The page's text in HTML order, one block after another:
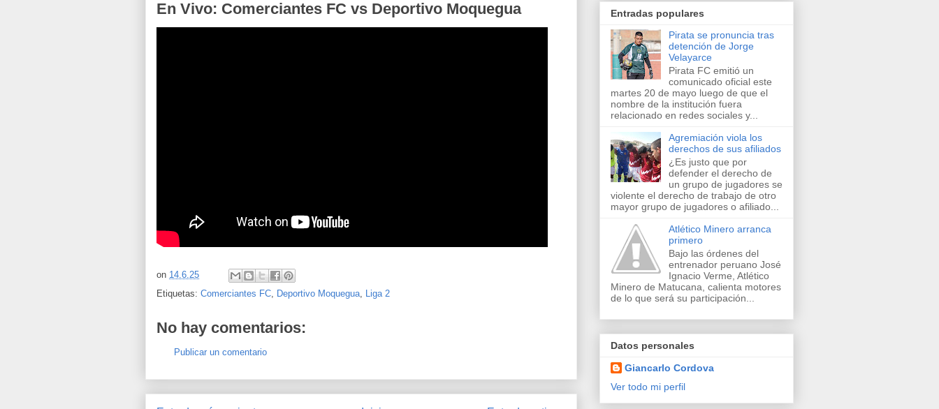
En Vivo: Comerciantes FC vs Deportivo Moquegua
on 14.6.25
Etiquetas: Comerciantes FC Deportivo Moquegua Liga 2
No hay comentarios:
Publicar un comentario
Entradas populares
Pirata se pronuncia tras
detención de Jorge
Velayarce
Pirata FC emitió un
comunicado oficial este
martes 20 de mayo luego de que el
nombre de la institución fuera
relacionado en redes sociales y...
Agremiación viola los
derechos de sus afiliados
¿Es justo que por
defender el derecho de
un grupo de jugadores se
violente el derecho de trabajo de otro
mayor grupo de jugadores o afiliado...
Atlético Minero arranca
primero
Bajo las órdenes del
entrenador peruano José
Ignacio Verme, Atlético
Minero de Matucana, calienta motores
de lo que será su participación...
Datos personales
Giancarlo Cordova
Ver todo mi perfil